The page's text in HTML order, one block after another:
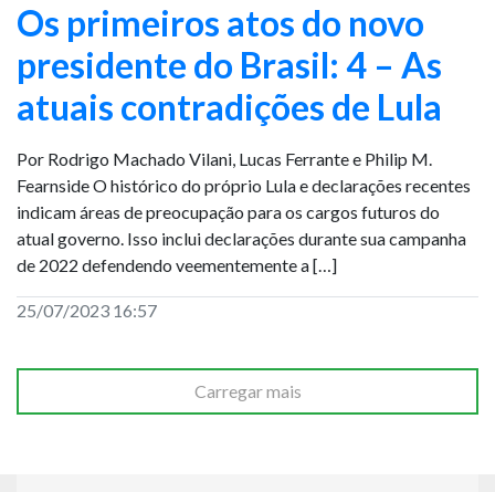
Os primeiros atos do novo
presidente do Brasil: 4 – As
atuais contradições de Lula
Por Rodrigo Machado Vilani, Lucas Ferrante e Philip M.
Fearnside O histórico do próprio Lula e declarações recentes
indicam áreas de preocupação para os cargos futuros do
atual governo. Isso inclui declarações durante sua campanha
de 2022 defendendo veementemente a […]
25/07/2023 16:57
Carregar mais